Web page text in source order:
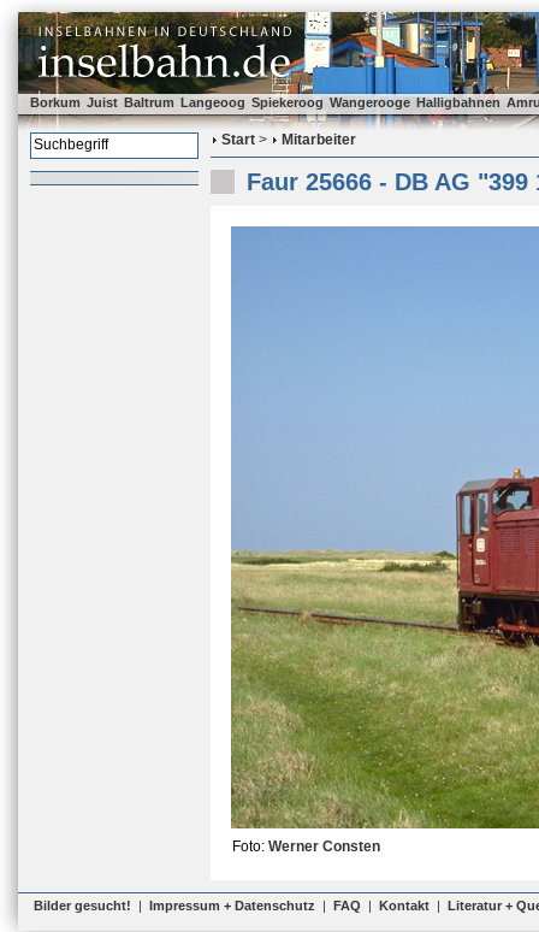
Borkum Juist Baltrum Langeoog Spiekeroog Wangerooge Halligbahnen
Start > Mitarbeiter
Faur 25666 - DB AG "399
Foto: Werner Consten
Bilder gesucht! | Impressum + Datenschutz | FAQ | Kontakt | Literatur +